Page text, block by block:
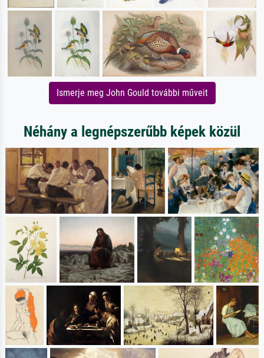
Ismerje meg John Gould további műveit
Néhány a legnépszerűbb képek közül